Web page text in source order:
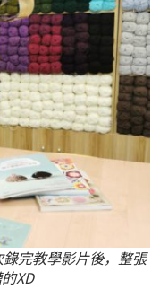
完教學影片後，整張
XD